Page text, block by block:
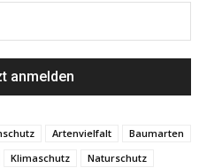
Artenvielfalt
Baumarten
Klimaschutz Naturschutz